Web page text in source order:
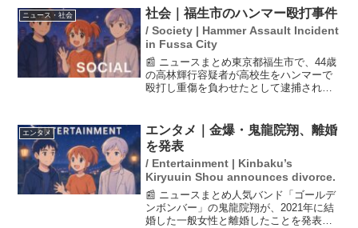
業界全体の厳しい事業環境が続...
ニュース・社会 社会｜福生市のハンマー殴打事件
/ Society | Hammer Assault Incident
in Fussa City
📰 ニュースまとめ東京都福生市で、44歳
の高林輝行容疑者が高校生をハンマーで
殴打し重傷を負わせたとして逮捕され
川支部に送った。さらに、犯行の翌朝に
は千葉・習志野市で潜伏...
エンタメ
エンタメ｜金爆・鬼龍院翔、離婚
を発表
/ Entertainment | Kinbaku’s
Kiryuuin Shou announces divorce.
📰 ニュースまとめ人気バンド「ゴールデ
ンボンバー」の鬼龍院翔が、2021年に結
婚した一般女性と離婚したことを発表し